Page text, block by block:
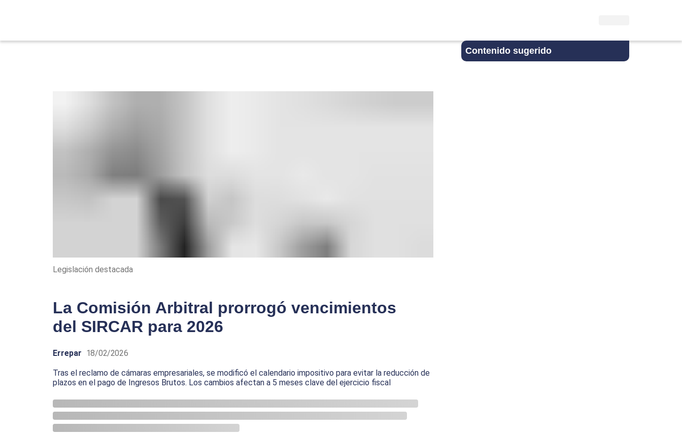
Contenido sugerido
Legislación destacada
La Comisión Arbitral prorrogó vencimientos
del SIRCAR para 2026
Errepar 18/02/2026
Tras el reclamo de cámaras empresariales, se modificó el calendario impositivo para evitar la reducción de
plazos en el pago de Ingresos Brutos. Los cambios afectan a 5 meses clave del ejercicio fiscal